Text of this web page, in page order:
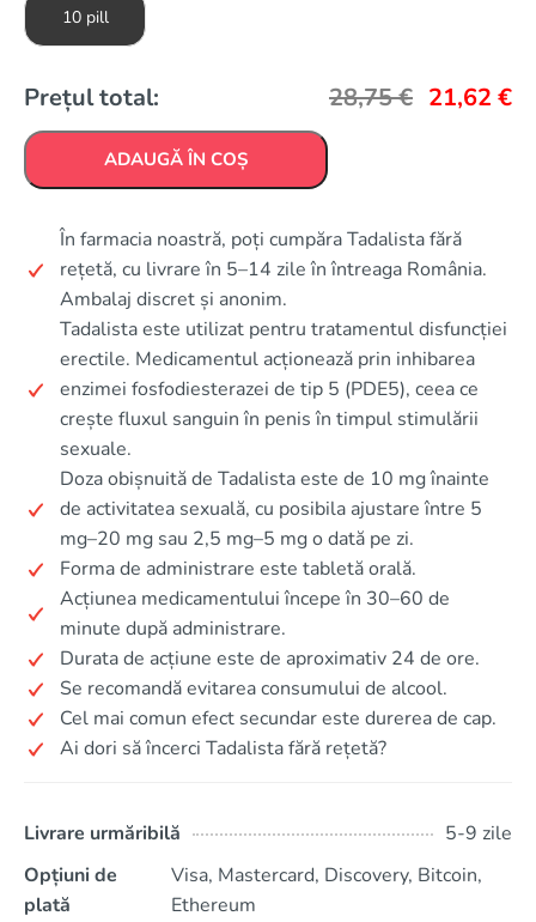
10 pill
Prețul total: 28,75€ 21,62 €
ADAUGĂ ÎN COȘ
În farmacia noastră, poți cumpăra Tadalista fără
rețetă, cu livrare în 5–14 zile în întreaga România.
Ambalaj discret și anonim.
Tadalista este utilizat pentru tratamentul disfuncției
erectile. Medicamentul acționează prin inhibarea
enzimei fosfodiesterazei de tip 5 (PDE5), ceea ce
crește fluxul sanguin în penis în timpul stimulării
sexuale.
Doza obișnuită de Tadalista este de 10 mg înainte
de activitatea sexuală, cu posibila ajustare între 5
mg–20 mg sau 2,5 mg–5 mg o dată pe zi.
Forma de administrare este tabletă orală.
Acțiunea medicamentului începe în 30–60 de
minute după administrare.
Durata de acțiune este de aproximativ 24 de ore.
Se recomandă evitarea consumului de alcool.
Cel mai comun efect secundar este durerea de cap.
Ai dori să încerci Tadalista fără rețetă?
Livrare urmăribilă
5-9 zile
Opțiuni de
plată
Visa, Mastercard, Discovery, Bitcoin,
Ethereum